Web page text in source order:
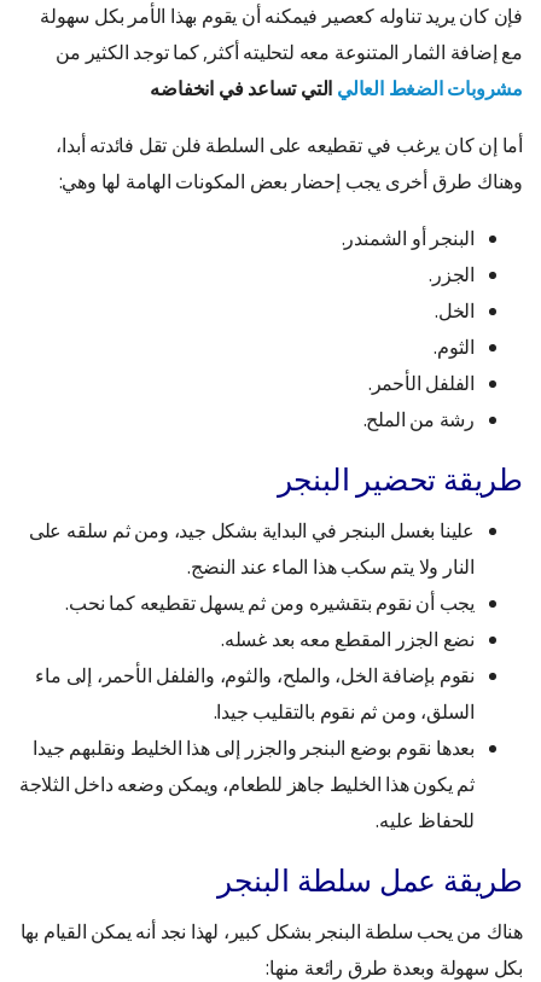
فإن كان يريد تناوله كعصير فيمكنه أن يقوم بهذا الأمر بكل سهولة
مع إضافة الثمار المتنوعة معه لتحليته أكثر, كما توجد الكثير من
مشروبات الضغط العالي التي تساعد في انخفاضه
أما إن كان يرغب في تقطيعه على السلطة فلن تقل فائدته أبدا،
وهناك طرق أخرى يجب إحضار بعض المكونات الهامة لها وهي:
البنجر أو الشمندر.
الجزر.
الخل.
الثوم.
الفلفل الأحمر.
رشة من الملح.
طريقة تحضير البنجر
علينا بغسل البنجر في البداية بشكل جيد، ومن ثم سلقه على
النار ولا يتم سكب هذا الماء عند النضج.
يجب أن نقوم بتقشيره ومن ثم يسهل تقطيعه كما نحب.
نضع الجزر المقطع معه بعد غسله.
نقوم بإضافة الخل، والملح، والثوم، والفلفل الأحمر، إلى ماء
السلق، ومن ثم نقوم بالتقليب جيدا.
بعدها نقوم بوضع البنجر والجزر إلى هذا الخليط ونقلبهم جيدا
ثم يكون هذا الخليط جاهز للطعام، ويمكن وضعه داخل الثلاجة
للحفاظ عليه.
طريقة عمل سلطة البنجر
هناك من يحب سلطة البنجر بشكل كبير، لهذا نجد أنه يمكن القيام بها
بكل سهولة وبعدة طرق رائعة منها: